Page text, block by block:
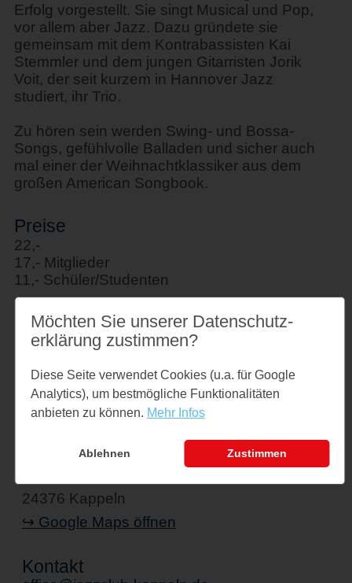
Erfolg vorgestellt. Sie singt Musical und Pop,
vor allem aber Jazz. Dazu gründete sie
gemeinsam mit dem Kontrabassisten Kai
Stemmler und dem jungen Gitarristen Jorik
Voit, der seit kurzem in Hannover Jazz
studiert, ihr Trio.
Zu hören sein werden Swing- und Bossa-
Songs, gefühlvolle Balladen und sicher auch
mal einer der Weihnachtklassiker aus dem
großen American Songbook.
Preise
22,-
17,- Mitglieder
11,- Schüler/Studenten
Links
jazzclub-kappeln.leoticket.de
Hotel Stadt Kappeln
24376 Kappeln
↪ Google Maps öffnen
Kontakt
Möchten Sie unserer Datenschutz­
erklärung zustimmen?
Diese Seite verwendet Cookies (u.a. für Google
Analytics), um bestmögliche Funktionalitäten
anbieten zu können. Mehr Infos
Ablehnen Zustimmen